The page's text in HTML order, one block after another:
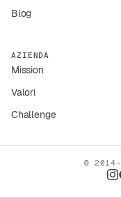
Blog
AZIENDA
Mission
Valori
Challenge
©